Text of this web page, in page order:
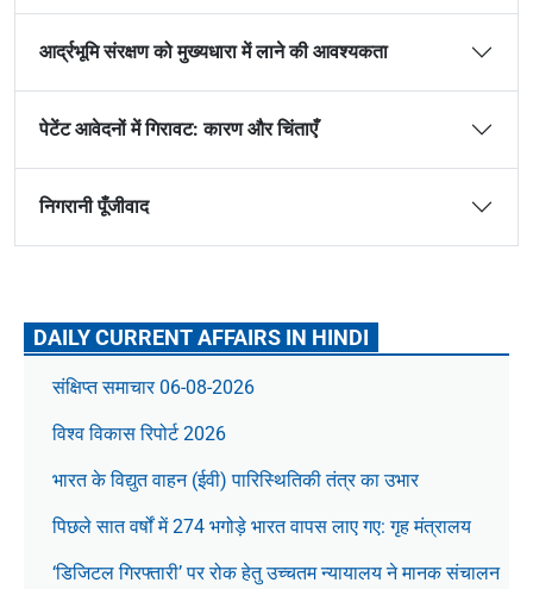
आर्द्रभूमि संरक्षण को मुख्यधारा में लाने की आवश्यकता
पेटेंट आवेदनों में गिरावट: कारण और चिंताएँ
निगरानी पूँजीवाद
DAILY CURRENT AFFAIRS IN HINDI
संक्षिप्त समाचार 06-08-2026
विश्व विकास रिपोर्ट 2026
भारत के विद्युत वाहन (ईवी) पारिस्थितिकी तंत्र का उभार
पिछले सात वर्षों में 274 भगोड़े भारत वापस लाए गए: गृह मंत्रालय
‘डिजिटल गिरफ्तारी’ पर रोक हेतु उच्चतम न्यायालय ने मानक संचालन